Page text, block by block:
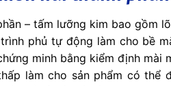
– tấm lưỡng kim bao gồm
phủ tự động làm cho bề
minh bằng kiểm định
làm cho sản phẩm có